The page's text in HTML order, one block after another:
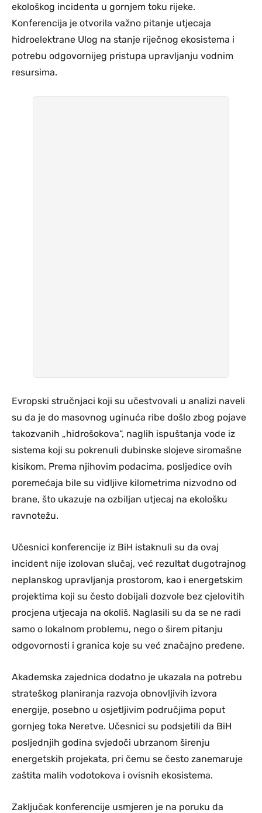
ekološkog incidenta u gornjem toku rijeke.
Konferencija je otvorila važno pitanje utjecaja
hidroelektrane Ulog na stanje riječnog ekosistema i
potrebu odgovornijeg pristupa upravljanju vodnim
resursima.
Evropski stručnjaci koji su učestvovali u analizi naveli
su da je do masovnog uginuća ribe došlo zbog pojave
takozvanih „hidrošokova“, naglih ispuštanja vode iz
sistema koji su pokrenuli dubinske slojeve siromašne
kisikom. Prema njihovim podacima, posljedice ovih
poremećaja bile su vidljive kilometrima nizvodno od
brane, što ukazuje na ozbiljan utjecaj na ekološku
ravnotežu.
Učesnici konferencije iz BiH istaknuli su da ovaj
incident nije izolovan slučaj, već rezultat dugotrajnog
neplanskog upravljanja prostorom, kao i energetskim
projektima koji su često dobijali dozvole bez cjelovitih
procjena utjecaja na okoliš. Naglasili su da se ne radi
samo o lokalnom problemu, nego o širem pitanju
odgovornosti i granica koje su već značajno pređene.
Akademska zajednica dodatno je ukazala na potrebu
strateškog planiranja razvoja obnovljivih izvora
energije, posebno u osjetljivim područjima poput
gornjeg toka Neretve. Učesnici su podsjetili da BiH
posljednjih godina svjedoči ubrzanom širenju
energetskih projekata, pri čemu se često zanemaruje
zaštita malih vodotokova i ovisnih ekosistema.
Zaključak konferencije usmjeren je na poruku da